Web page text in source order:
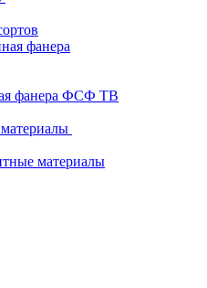
фанера
фанера ФСФ ТВ
материалы